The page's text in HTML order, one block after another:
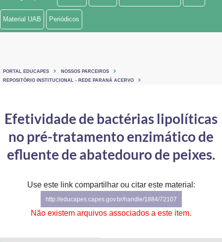
Ministério de Minas e Energia
Ministério do Turismo
Controladoria-Geral da União
Ministério da Mulher, da Família e dos Direitos Humanos
Secretaria de Governo
Gabinete de Segurança Institucional
Material UAB Periódicos
PORTAL EDUCAPES
NOSSOS PARCEIROS
REPOSITÓRIO INSTITUCIONAL - REDE PARANÁ ACERVO
Efetividade de bactérias lipolíticas
no pré-tratamento enzimático de
efluente de abatedouro de peixes.
Use este link compartilhar ou citar este material:
http://educapes.capes.gov.br/handle/1884/72107
Não existem arquivos associados a este item.